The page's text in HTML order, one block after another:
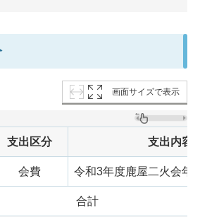
画面サイズで表示
支出区分 支出内容
会費 令和3年度鹿屋二火会年
合計